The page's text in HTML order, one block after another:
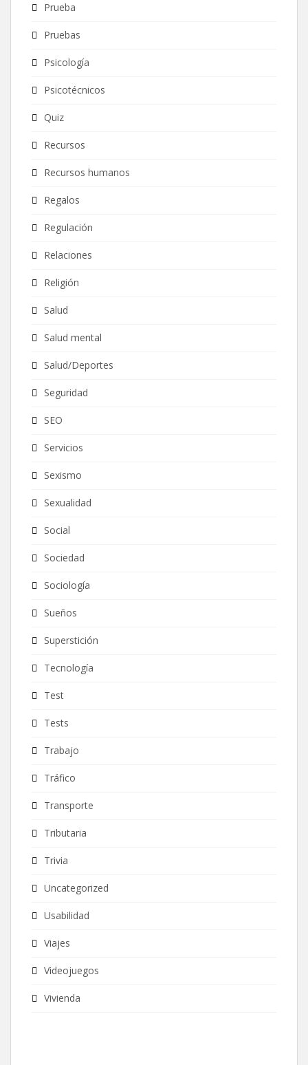
Prueba
Pruebas
Psicología
Psicotécnicos
Quiz
Recursos
Recursos humanos
Regalos
Regulación
Relaciones
Religión
Salud
Salud mental
Salud/Deportes
Seguridad
SEO
Servicios
Sexismo
Sexualidad
Social
Sociedad
Sociología
Sueños
Superstición
Tecnología
Test
Tests
Trabajo
Tráfico
Transporte
Tributaria
Trivia
Uncategorized
Usabilidad
Viajes
Videojuegos
Vivienda